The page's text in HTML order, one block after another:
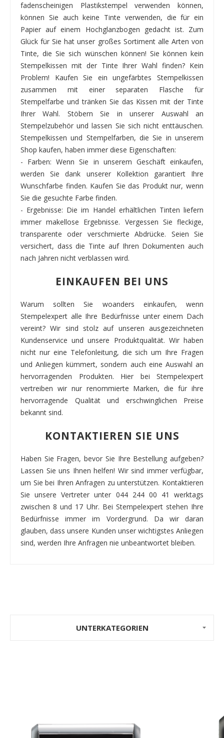
fadenscheinigen Plastikstempel verwenden können,
können Sie auch keine Tinte verwenden, die für ein
Papier auf einem Hochglanzbogen gedacht ist. Zum
Glück für Sie hat unser großes Sortiment alle Arten von
Tinte, die Sie sich wünschen können! Sie können kein
Stempelkissen mit der Tinte Ihrer Wahl finden? Kein
Problem! Kaufen Sie ein ungefärbtes Stempelkissen
zusammen mit einer separaten Flasche für
Stempelfarbe und tränken Sie das Kissen mit der Tinte
Ihrer Wahl. Stöbern Sie in unserer Auswahl an
Stempelzubehör und lassen Sie sich nicht enttäuschen.
Stempelkissen und Stempelfarben, die Sie in unserem
Shop kaufen, haben immer diese Eigenschaften:
- Farben: Wenn Sie in unserem Geschäft einkaufen,
werden Sie dank unserer Kollektion garantiert Ihre
Wunschfarbe finden. Kaufen Sie das Produkt nur, wenn
Sie die gesuchte Farbe finden.
- Ergebnisse: Die im Handel erhältlichen Tinten liefern
immer makellose Ergebnisse. Vergessen Sie fleckige,
transparente oder verschmierte Abdrücke. Seien Sie
versichert, dass die Tinte auf Ihren Dokumenten auch
nach Jahren nicht verblassen wird.
EINKAUFEN BEI UNS
Warum sollten Sie woanders einkaufen, wenn
Stempelexpert alle Ihre Bedürfnisse unter einem Dach
vereint? Wir sind stolz auf unseren ausgezeichneten
Kundenservice und unsere Produktqualität. Wir haben
nicht nur eine Telefonleitung, die sich um Ihre Fragen
und Anliegen kümmert, sondern auch eine Auswahl an
hervorragenden Produkten. Hier bei Stempelexpert
vertreiben wir nur renommierte Marken, die für ihre
hervorragende Qualität und erschwinglichen Preise
bekannt sind.
KONTAKTIEREN SIE UNS
Haben Sie Fragen, bevor Sie Ihre Bestellung aufgeben?
Lassen Sie uns Ihnen helfen! Wir sind immer verfügbar,
um Sie bei Ihren Anfragen zu unterstützen. Kontaktieren
Sie unsere Vertreter unter 044 244 00 41 werktags
zwischen 8 und 17 Uhr. Bei Stempelexpert stehen Ihre
Bedürfnisse immer im Vordergrund. Da wir daran
glauben, dass unsere Kunden unser wichtigstes Anliegen
sind, werden Ihre Anfragen nie unbeantwortet bleiben.
UNTERKATEGORIEN